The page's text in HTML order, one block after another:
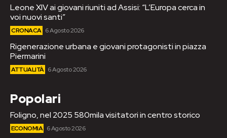
Leone XIV ai giovani riuniti ad Assisi: “L’Europa cerca in
voi nuovi santi”
CRONACA 6 Agosto 2026
Rigenerazione urbana e giovani protagonisti in piazza
Piermarini
ATTUALITÀ 6 Agosto 2026
Popolari
Foligno, nel 2025 580mila visitatori in centro storico
ECONOMIA 6 Agosto 2026